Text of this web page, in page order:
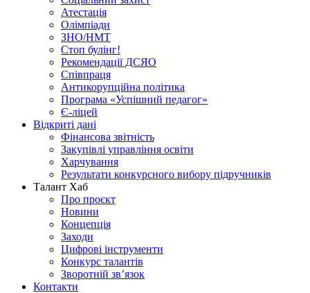
Атестація
Олімпіади
ЗНО/НМТ
Стоп булінг!
Рекомендації ДСЯО
Співпраця
Антикорупційна політика
Програма «Успішний педагог»
Є-ліцей
Відкриті дані
Фінансова звітність
Закупівлі управління освіти
Харчування
Результати конкурсного вибору підручників
Талант Хаб
Про проєкт
Новини
Концепція
Заходи
Цифрові інструменти
Конкурс талантів
Зворотній зв’язок
Контакти